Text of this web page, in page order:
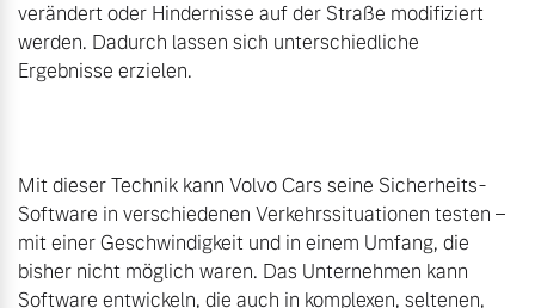
verändert oder Hindernisse auf der Straße modifiziert
werden. Dadurch lassen sich unterschiedliche
Ergebnisse erzielen.
Mit dieser Technik kann Volvo Cars seine Sicherheits-
Software in verschiedenen Verkehrssituationen testen –
mit einer Geschwindigkeit und in einem Umfang, die
bisher nicht möglich waren. Das Unternehmen kann
Software entwickeln, die auch in komplexen, seltenen,